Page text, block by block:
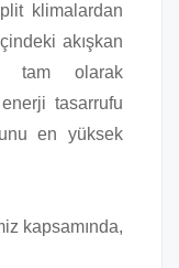
klimalardan
akışkan
tam olarak
tasarrufu
en yüksek
kapsamında,